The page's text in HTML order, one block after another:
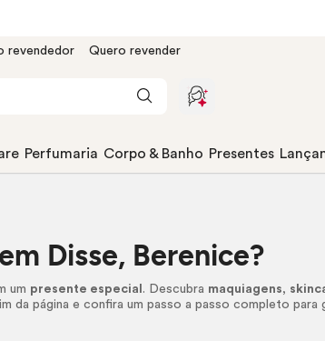
revendedor Quero revender
Perfumaria Corpo & Banho Presentes
Disse, Berenice?
um presente especial . Descubra maquiagens,
da página e confira um passo a passo completo para